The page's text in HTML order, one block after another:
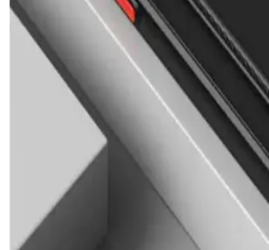
İki popüler Fibaks iPhone 11
desenli modellerin özellikleri,
kolaylığı hakkında detaylar burada.
iPhone 14 Pro Max için
karşılaştırması ve özellikleri
iPhone 14 Pro Max için Ayıcık ve
özellikleri, kullanıcı yorumları ve
yapın.